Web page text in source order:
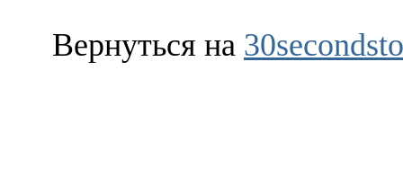
Вернуться на